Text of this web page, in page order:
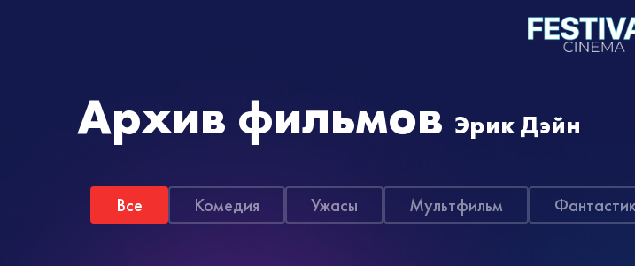
Архив фильмов Эрик Дэйн
Все Комедия Ужасы Мультфильм